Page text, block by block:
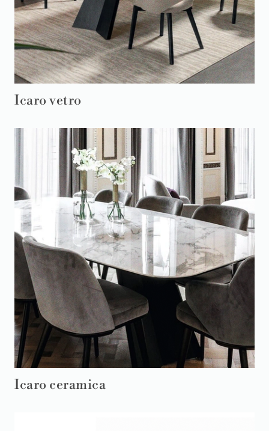
Icaro vetro
Icaro ceramica